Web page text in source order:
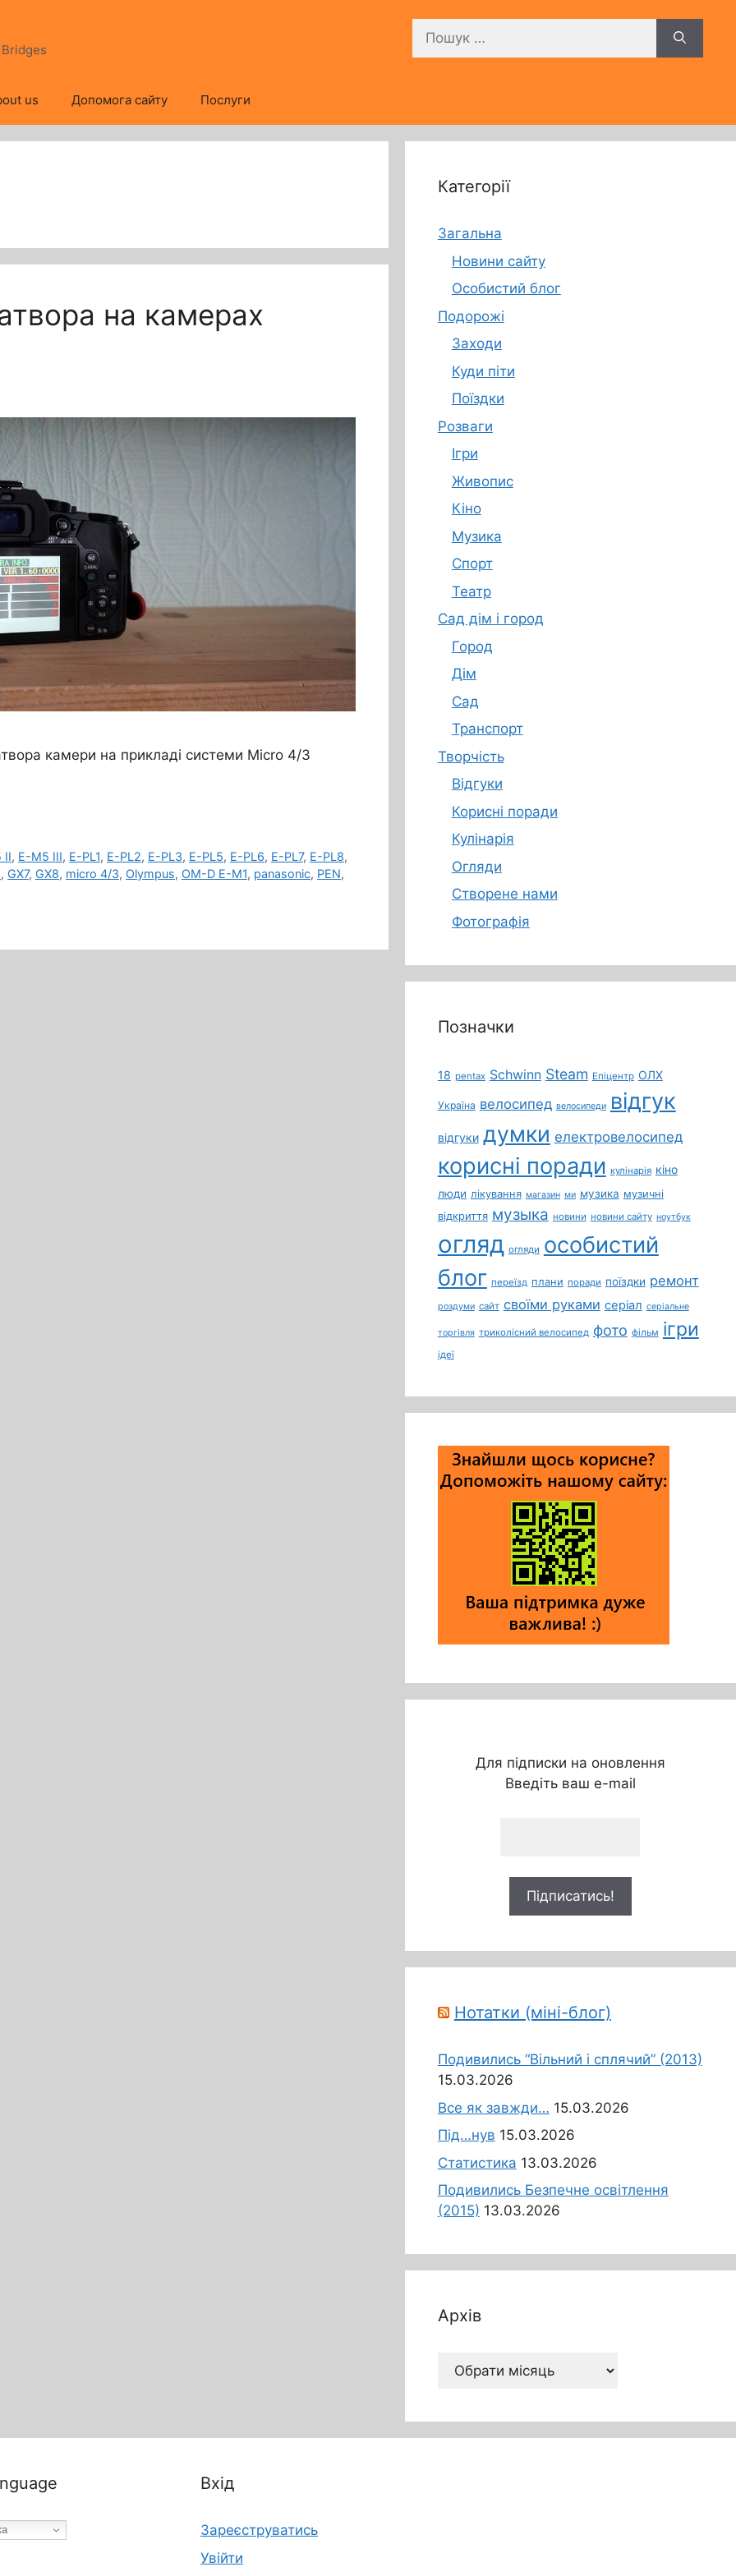
us Допомога сайту Послуги
на камерах
камери на прикладі системи Micro 4/3
II, E-M5 III, E-PL1, E-PL2, E-PL3, E-PL5, E-PL6, E-PL7, E-PL8,
, GX7, GX8, micro 4/3, Olympus, OM-D E-M1, panasonic, PEN,
Категорії
Загальна
Новини сайту
Особистий блог
Подорожі
Заходи
Куди піти
Поїздки
Розваги
Ігри
Живопис
Кіно
Музика
Спорт
Театр
Сад дім і город
Город
Дім
Сад
Транспорт
Творчість
Відгуки
Корисні поради
Кулінарія
Огляди
Створене нами
Фотографія
Позначки
18 pentax Schwinn Steam Епіцентр ОЛХ
Україна велосипед велосипеди відгук
відгуки думки електровелосипед
корисні поради кулінарія кіно
люди лікування магазин ми музика музичні
відкриття музыка новини новини сайту ноутбук
огляд огляди особистий
блог переїзд плани поради поїздки ремонт
роздуми сайт своїми руками серіал серіальне
торгівля триколісний велосипед фото фільм ігри
ідеї
Для підписки на оновлення
Введіть ваш e-mail
Нотатки (міні-блог)
Подивились “Вільний і сплячий” (2013)
15.03.2026
Все як завжди… 15.03.2026
Під…нув 15.03.2026
Статистика 13.03.2026
Подивились Безпечне освітлення
(2015) 13.03.2026
Архів
Архів
Вхід
Зареєструватись
Увійти